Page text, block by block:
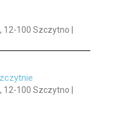
100 Szczytno |
100 Szczytno |